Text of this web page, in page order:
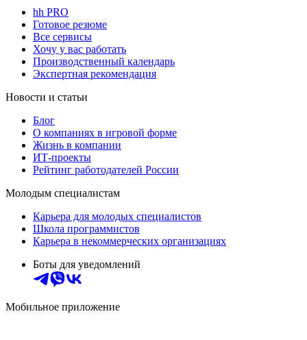
hh PRO
Готовое резюме
Все сервисы
Хочу у вас работать
Производственный календарь
Экспертная рекомендация
Новости и статьи
Блог
О компаниях в игровой форме
Жизнь в компании
ИТ-проекты
Рейтинг работодателей России
Молодым специалистам
Карьера для молодых специалистов
Школа программистов
Карьера в некоммерческих организациях
Боты для уведомлений
Мобильное приложение